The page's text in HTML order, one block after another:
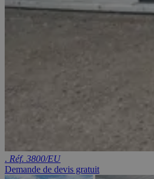
. Réf. 3800/EU
Demande de devis gratuit